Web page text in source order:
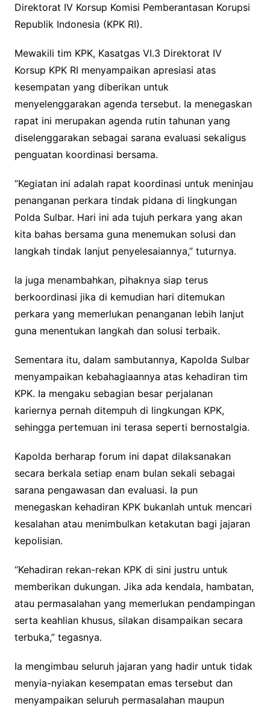
Direktorat IV Korsup Komisi Pemberantasan Korupsi
Republik Indonesia (KPK RI).
Mewakili tim KPK, Kasatgas VI.3 Direktorat IV
Korsup KPK RI menyampaikan apresiasi atas
kesempatan yang diberikan untuk
menyelenggarakan agenda tersebut. Ia menegaskan
rapat ini merupakan agenda rutin tahunan yang
diselenggarakan sebagai sarana evaluasi sekaligus
penguatan koordinasi bersama.
“Kegiatan ini adalah rapat koordinasi untuk meninjau
penanganan perkara tindak pidana di lingkungan
Polda Sulbar. Hari ini ada tujuh perkara yang akan
kita bahas bersama guna menemukan solusi dan
langkah tindak lanjut penyelesaiannya,” tuturnya.
Ia juga menambahkan, pihaknya siap terus
berkoordinasi jika di kemudian hari ditemukan
perkara yang memerlukan penanganan lebih lanjut
guna menentukan langkah dan solusi terbaik.
Sementara itu, dalam sambutannya, Kapolda Sulbar
menyampaikan kebahagiaannya atas kehadiran tim
KPK. Ia mengaku sebagian besar perjalanan
kariernya pernah ditempuh di lingkungan KPK,
sehingga pertemuan ini terasa seperti bernostalgia.
Kapolda berharap forum ini dapat dilaksanakan
secara berkala setiap enam bulan sekali sebagai
sarana pengawasan dan evaluasi. Ia pun
menegaskan kehadiran KPK bukanlah untuk mencari
kesalahan atau menimbulkan ketakutan bagi jajaran
kepolisian.
“Kehadiran rekan-rekan KPK di sini justru untuk
memberikan dukungan. Jika ada kendala, hambatan,
atau permasalahan yang memerlukan pendampingan
serta keahlian khusus, silakan disampaikan secara
terbuka,” tegasnya.
Ia mengimbau seluruh jajaran yang hadir untuk tidak
menyia-nyiakan kesempatan emas tersebut dan
menyampaikan seluruh permasalahan maupun